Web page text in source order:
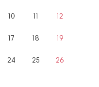
10 11 12
17 18 19
24 25 26